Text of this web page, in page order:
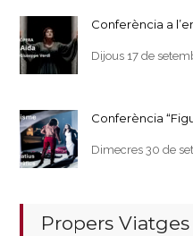
Conferència a
Dijous 17 de
Conferència
Dimecres 30 de
Propers Viatges